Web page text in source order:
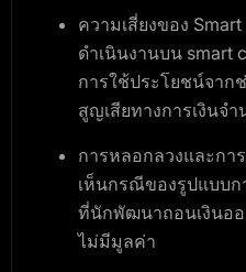
ความเสี่ยงของ
ดำเนินงานบน smart
การใช้ประโยชน์จาก
สูญเสียทางการเงินจ
การหลอกลวงและกา
เห็นกรณีของรูปแบบก
ที่นักพัฒนาถอนเงินอ
ไม่มีมูลค่า